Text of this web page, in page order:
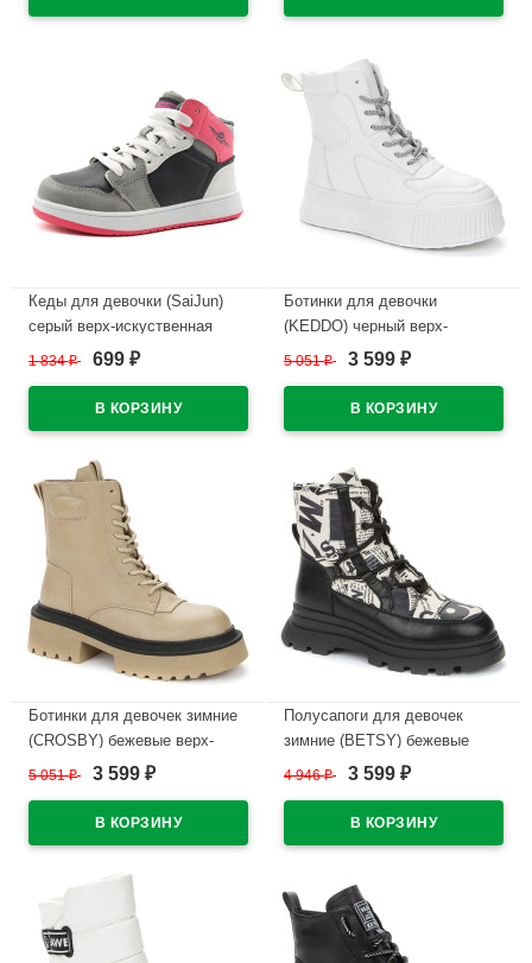
Кеды для девочки (SaiJun)
серый верх-искуственная
кожа подкладка -
czz-C6566-3
1 834₽ 699 ₽
Ботинки для девочки
(KEDDO) черный верх-
искуственная кожа подкладка
артикул 538116/08-02
5 051₽ 3 599 ₽
Ботинки для девочек зимние
(CROSBY) бежевые верх-
кожа подкладка
артикул 938328/01-03
5 051₽ 3 599 ₽
Полусапоги для девочек
зимние (BETSY) бежевые
верх- кожа подкладка
артикул 938356/05-03
4 946₽ 3 599 ₽